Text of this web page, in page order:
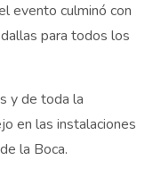
evento culminó con
para todos los
y de toda la
en las instalaciones
la Boca.